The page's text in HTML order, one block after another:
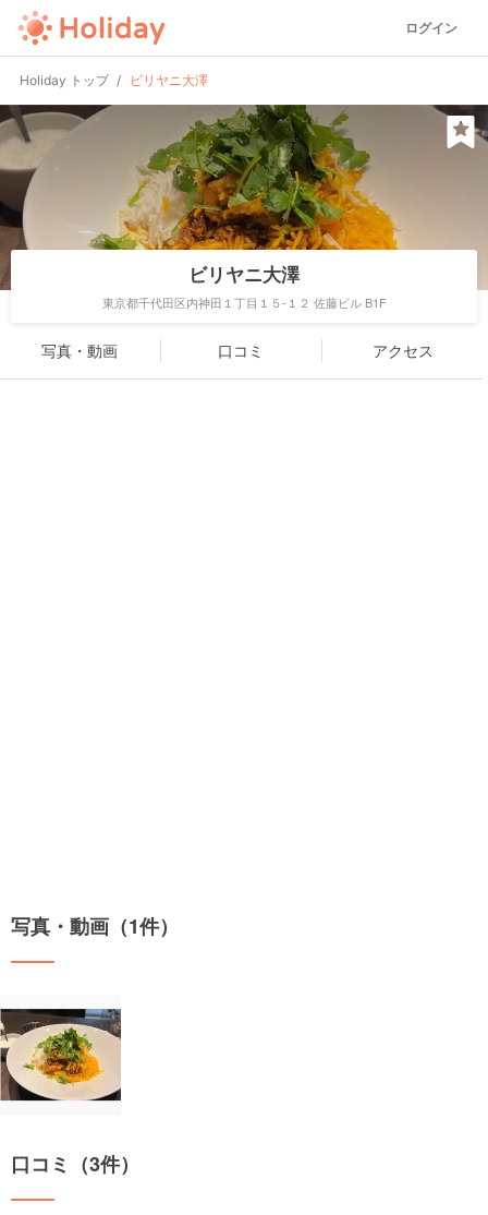
ログイン
Holiday トップ ビリヤニ大澤
ビリヤニ大澤
東京都千代田区内神田１丁目１５-１２ 佐藤ビル B1F
写真・動画 口コミ アクセス
写真・動画（1件）
口コミ（3件）